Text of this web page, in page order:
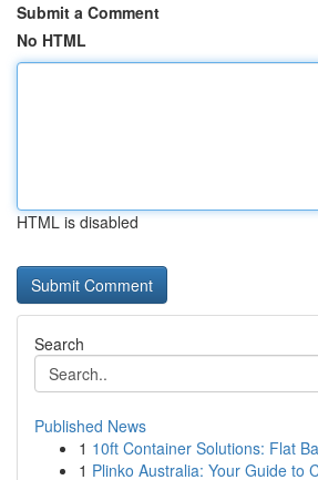
Submit a Comment
No HTML
HTML is disabled
Search
Published News
1 10ft Container Solutions: Flat
1 Plinko Australia: Your Guide to